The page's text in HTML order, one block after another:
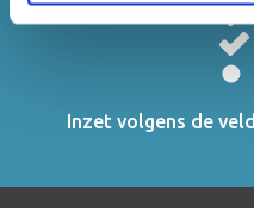
Inzet volgens de